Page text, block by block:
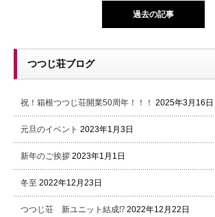
過去の記事
つつじ荘ブログ
祝！箱根つつじ荘開業50周年！！！ 2025年3月16日
元旦のイベント 2023年1月3日
新年のご挨拶 2023年1月1日
冬至 2022年12月23日
つつじ荘 新ユニット結成⁉ 2022年12月22日